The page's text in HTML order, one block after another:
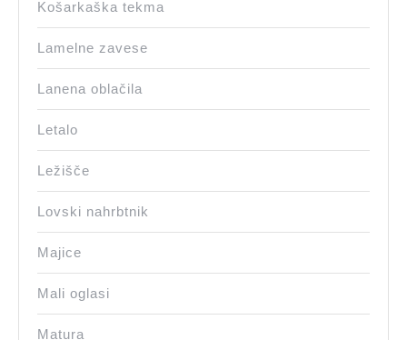
Košarkaška tekma
Lamelne zavese
Lanena oblačila
Letalo
Ležišče
Lovski nahrbtnik
Majice
Mali oglasi
Matura